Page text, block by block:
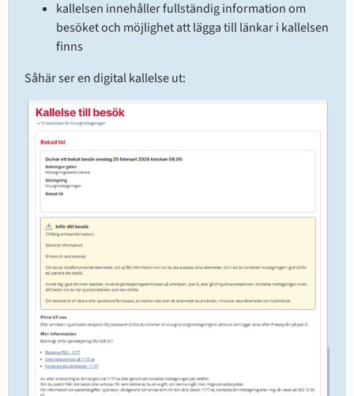
kallelsen innehåller fullständig information om
besöket och möjlighet att lägga till länkar i kallelsen
finns
Såhär ser en digital kallelse ut: